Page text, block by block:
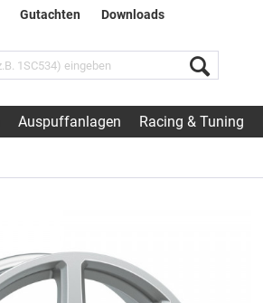
Gutachten Downloads
Auspuffanlagen Racing & Tuning